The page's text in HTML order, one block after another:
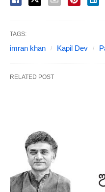
TAGS:
imran khan Kapil Dev
RELATED POST